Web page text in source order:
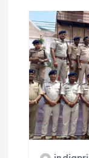
g
a
t